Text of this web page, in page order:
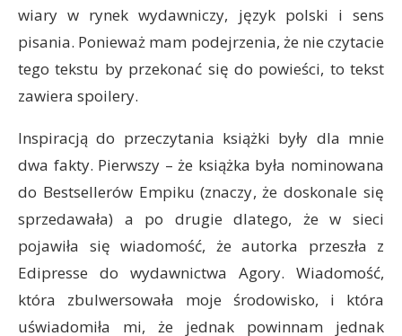
wiary w rynek wydawniczy, język polski i sens
pisania. Ponieważ mam podejrzenia, że nie czytacie
tego tekstu by przekonać się do powieści, to tekst
zawiera spoilery.
Inspiracją do przeczytania książki były dla mnie
dwa fakty. Pierwszy – że książka była nominowana
do Bestsellerów Empiku (znaczy, że doskonale się
sprzedawała) a po drugie dlatego, że w sieci
pojawiła się wiadomość, że autorka przeszła z
Edipresse do wydawnictwa Agory. Wiadomość,
która zbulwersowała moje środowisko, i która
uświadomiła mi, że jednak powinnam jednak